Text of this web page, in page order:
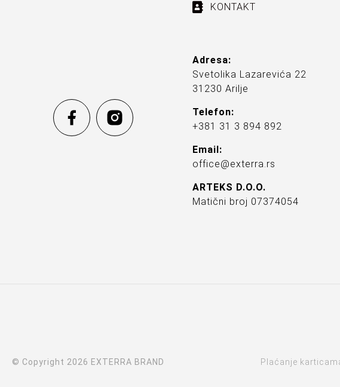
KONTAKT
Adresa:
Svetolika Lazarevića 22
31230 Arilje
Telefon:
+381 31 3 894 892
Email:
office@exterra.rs
ARTEKS D.O.O.
Matični broj 07374054
© Copyright 2026 EXTERRA BRAND Plaćanje